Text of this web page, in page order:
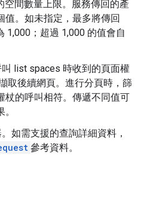
空間數量上限。服務傳回的產
值。如未指定，最多將傳回
1,000；超過 1,000 的值會自
叫 list spaces 時收到的頁面權
取後續網頁。進行分頁時，篩
杖的呼叫相符。傳遞不同值可
。如需支援的查詢詳細資料，
參考資料。